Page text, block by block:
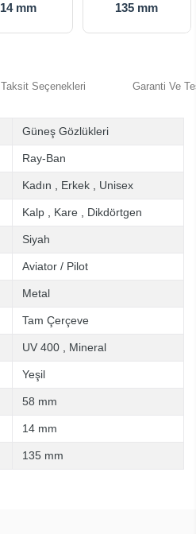
14 mm 135 mm
Taksit Seçenekleri Garanti Ve
Güneş Gözlükleri
Ray-Ban
Kadın Erkek Unisex
Kalp Kare Dikdörtgen
Siyah
Aviator / Pilot
Metal
Tam Çerçeve
UV 400 Mineral
Yeşil
58 mm
14 mm
135 mm